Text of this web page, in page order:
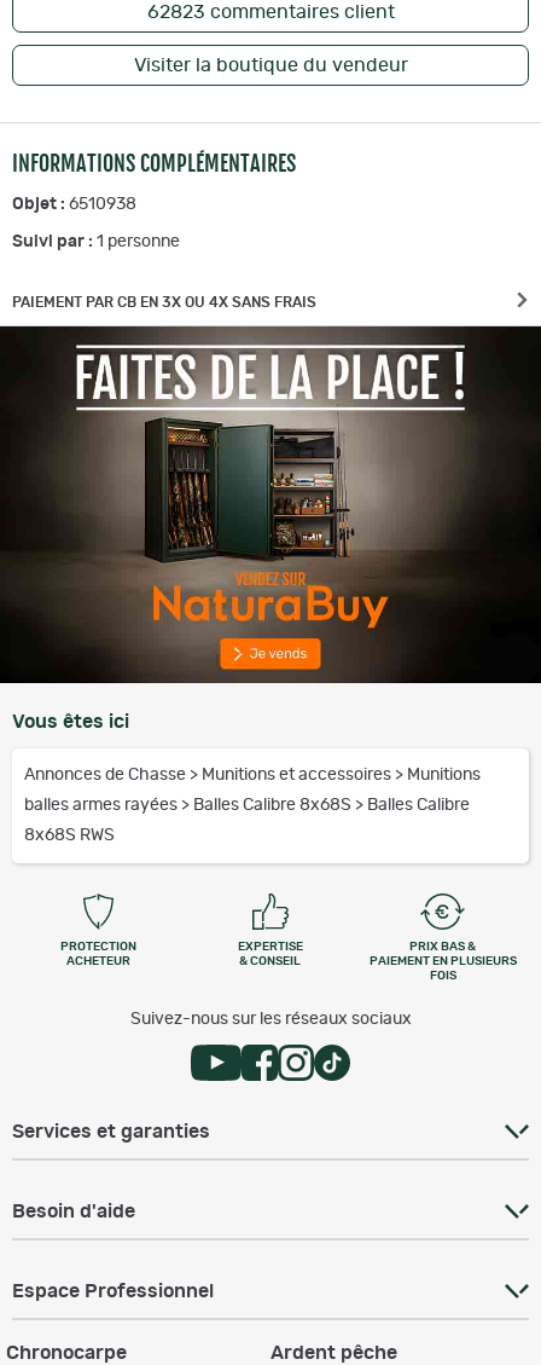
62823 commentaires client
Visiter la boutique du vendeur
INFORMATIONS COMPLÉMENTAIRES
Objet : 6510938
Suivi par : 1 personne
PAIEMENT PAR CB EN 3X OU 4X SANS FRAIS
Vous êtes ici
Annonces de Chasse > Munitions et accessoires > Munitions
balles armes rayées > Balles Calibre 8x68S > Balles Calibre
8x68S RWS
PROTECTION
ACHETEUR
EXPERTISE
& CONSEIL
PRIX BAS &
PAIEMENT EN PLUSIEURS
FOIS
Suivez-nous sur les réseaux sociaux
Services et garanties
Besoin d'aide
Espace Professionnel
Chronocarpe Ardent pêche